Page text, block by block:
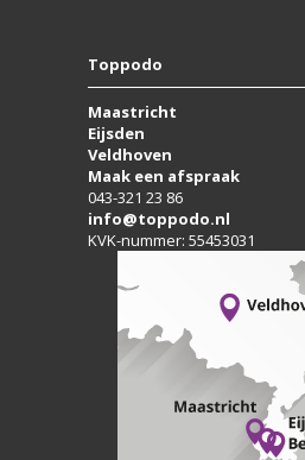
Toppodo
Maastricht
Eijsden
Veldhoven
Maak een afspraak
043-321 23 86
info@toppodo.nl
KVK-nummer: 55453031